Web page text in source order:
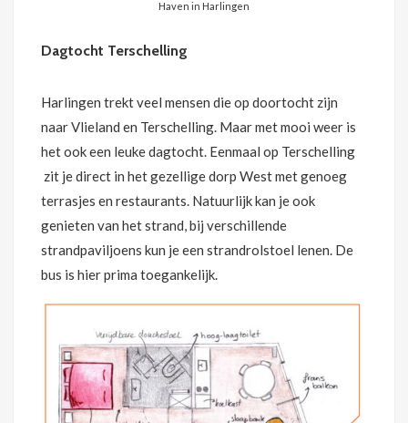
Haven in Harlingen
Dagtocht Terschelling
Harlingen trekt veel mensen die op doortocht zijn
naar Vlieland en Terschelling. Maar met mooi weer is
het ook een leuke dagtocht. Eenmaal op Terschelling
zit je direct in het gezellige dorp West met genoeg
terrasjes en restaurants. Natuurlijk kan je ook
genieten van het strand, bij verschillende
strandpaviljoens kun je een strandrolstoel lenen. De
bus is hier prima toegankelijk.